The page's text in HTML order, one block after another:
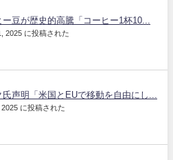
豆が歴史的高騰「コーヒー1杯10...
2025 に投稿された
声明「米国とEUで移動を自由にし...
に投稿された